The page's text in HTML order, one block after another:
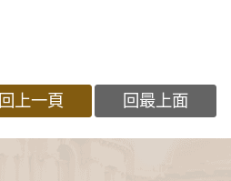
回上一頁 回最上面